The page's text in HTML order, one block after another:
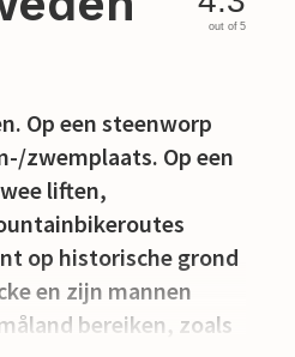
out of 5
Op een steenworp
zwemplaats. Op een
liften,
op historische grond
en zijn mannen
bereiken, zoals